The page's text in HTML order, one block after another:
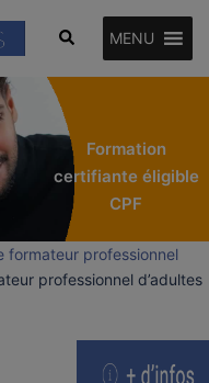
Rechercher
MENU
Formation
certifiante éligible
CPF
formateur professionnel
professionnel d’adultes